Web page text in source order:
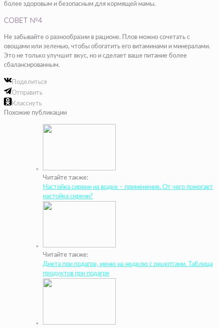
более здоровым и безопасным для кормящей мамы.
СОВЕТ №4
Не забывайте о разнообразии в рационе. Плов можно сочетать с
овощами или зеленью, чтобы обогатить его витаминами и минералами.
Это не только улучшит вкус, но и сделает ваше питание более
сбалансированным.
Поделиться
Отправить
Класснуть
Похожие публикации
Читайте также:
Настойка сирени на водке – применение. От чего помогает
настойка сирени?
Читайте также:
Диета при подагре, меню на неделю с рецептами. Таблица
продуктов при подагре